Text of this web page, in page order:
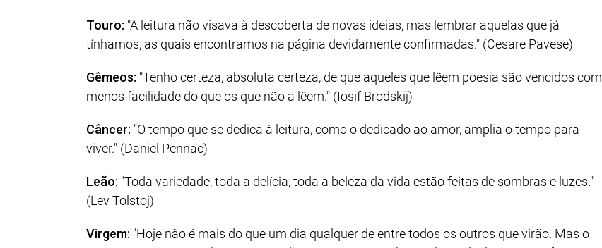
Touro: "A leitura não visava à descoberta de novas ideias, mas lembrar aquelas que já
tínhamos, as quais encontramos na página devidamente confirmadas." (Cesare Pavese)
Gêmeos: "Tenho certeza, absoluta certeza, de que aqueles que lêem poesia são vencidos com
menos facilidade do que os que não a lêem." (Iosif Brodskij)
Câncer: "O tempo que se dedica à leitura, como o dedicado ao amor, amplia o tempo para
viver." (Daniel Pennac)
Leão: "Toda variedade, toda a delícia, toda a beleza da vida estão feitas de sombras e luzes."
(Lev Tolstoj)
Virgem: "Hoje não é mais do que um dia qualquer de entre todos os outros que virão. Mas o